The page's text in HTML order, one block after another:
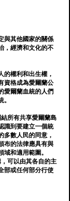
與其他國家的關係
，經濟和文化的不
的權利和出生權，
資格成為愛爾蘭公
愛爾蘭血統的人們
所有共享愛爾蘭島
識到要建立一個統
多數人民的同意，
布的法律應具有與
和適用範圍。
可以由其各自的主
部或任何部分行使